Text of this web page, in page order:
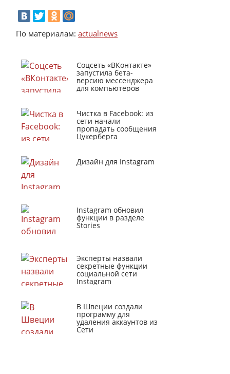
По материалам:actualnews
Соцсеть «ВКонтакте»
запустила бета-
версию мессенджера
для компьютеров
Чистка в Facebook: из
сети начали
пропадать сообщения
Цукерберга
Дизайн для Instagram
Instagram обновил
функции в разделе
Stories
Эксперты назвали
секретные функции
социальной сети
Instagram
В Швеции создали
программу для
удаления аккаунтов из
Сети